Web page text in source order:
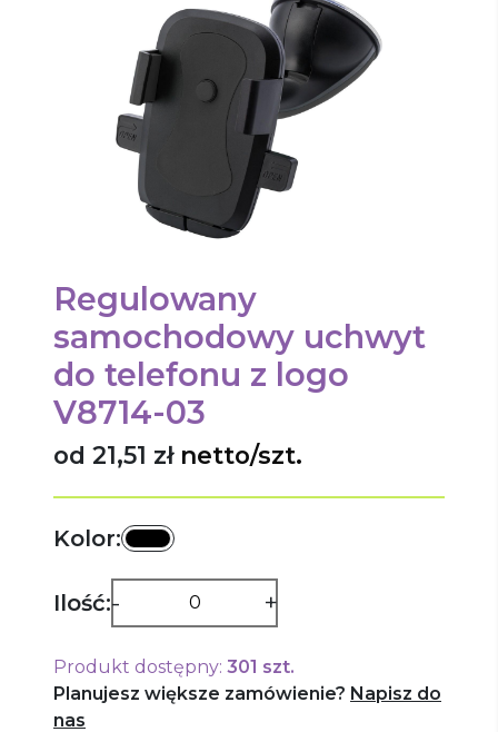
Regulowany
samochodowy uchwyt
do telefonu z logo
V8714-03
od 21,51 zł netto/szt.
Kolor:
Ilość:- +
Produkt dostępny: 301 szt.
Planujesz większe zamówienie? Napisz do
nas